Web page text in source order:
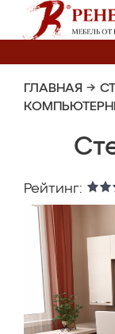
ГЛАВНАЯ →
Рейтинг: